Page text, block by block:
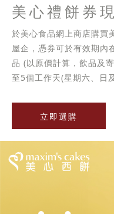
美心禮餅券
於美心食品網上商店購買
屋企，憑券可於有效期內
品 (以原價計算，飲品及
至5個工作天(星期六、日
立即選購